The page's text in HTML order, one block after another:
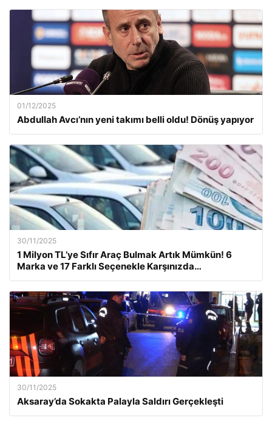
01/12/2025
Abdullah Avcı’nın yeni takımı belli oldu! Dönüş yapıyor
30/11/2025
1 Milyon TL’ye Sıfır Araç Bulmak Artık Mümkün! 6
Marka ve 17 Farklı Seçenekle Karşınızda…
30/11/2025
Aksaray’da Sokakta Palayla Saldırı Gerçekleşti